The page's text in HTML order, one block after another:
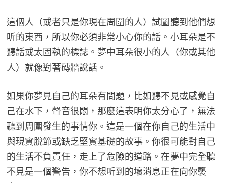
這個人（或者只是你現在周圍的人）試圖聽到他們想
听的東西，所以你必須非常小心你的話。小耳朵是不
聽話或太固執的標誌。夢中耳朵很小的人（你或其他
人）就像對著磚牆說話。
如果你夢見自己的耳朵有問題，比如聽不見或感覺自
己在水下，聲音很悶，那麼這表明你太分心了，無法
聽到周圍發生的事情你。這是一個在你自己的生活中
與現實脫節或缺乏堅實基礎的故事。你很可能對自己
的生活不負責任，走上了危險的道路。在夢中完全聽
不見是一個警告，你不想听到的壞消息正在向你襲